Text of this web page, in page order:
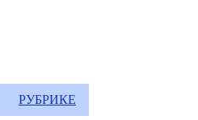
РУБРИКЕ